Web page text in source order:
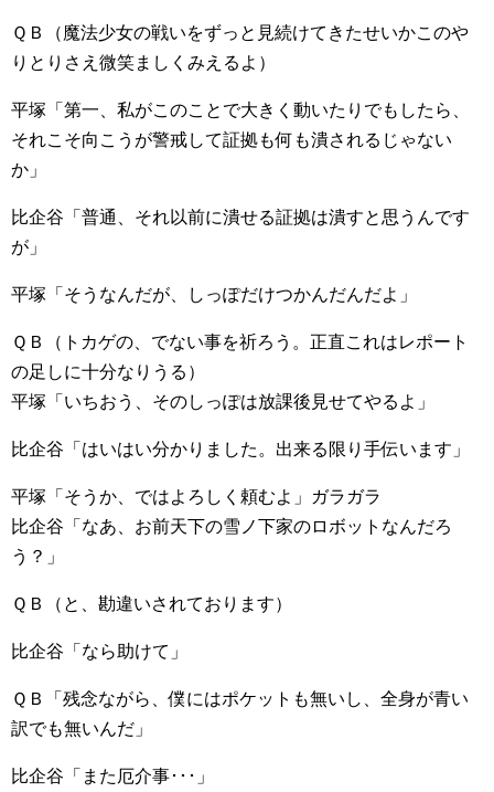
ＱＢ（魔法少女の戦いをずっと見続けてきたせいかこのや
りとりさえ微笑ましくみえるよ）
平塚「第一、私がこのことで大きく動いたりでもしたら、
それこそ向こうが警戒して証拠も何も潰されるじゃない
か」
比企谷「普通、それ以前に潰せる証拠は潰すと思うんです
が」
平塚「そうなんだが、しっぽだけつかんだんだよ」
ＱＢ（トカゲの、でない事を祈ろう。正直これはレポート
の足しに十分なりうる）
平塚「いちおう、そのしっぽは放課後見せてやるよ」
比企谷「はいはい分かりました。出来る限り手伝います」
平塚「そうか、ではよろしく頼むよ」ガラガラ
比企谷「なあ、お前天下の雪ノ下家のロボットなんだろ
う？」
ＱＢ（と、勘違いされております）
比企谷「なら助けて」
ＱＢ「残念ながら、僕にはポケットも無いし、全身が青い
訳でも無いんだ」
比企谷「また厄介事･･･」